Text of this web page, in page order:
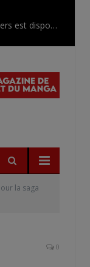
L’AnimeLand Hors-Série – Spécial Posters est disponible !
la saga
0